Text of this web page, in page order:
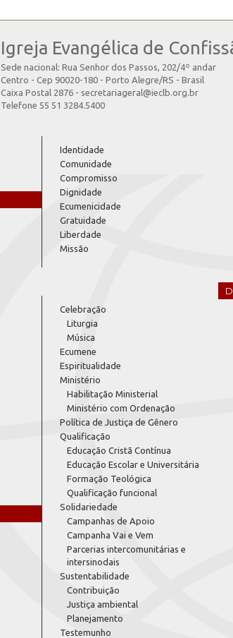
Igreja Evangélica de
Sede nacional: Rua Senhor dos Passos, 202/4º andar
Centro - Cep 90020-180 - Porto Alegre/RS - Brasil
Caixa Postal 2876 - secretariageral@ieclb.org.br
Telefone 55 51 3284.5400
Identidade
Comunidade
Compromisso
Dignidade
Ecumenicidade
Gratuidade
Liberdade
Missão
Celebração
Liturgia
Música
Ecumene
Espiritualidade
Ministério
Habilitação Ministerial
Ministério com Ordenação
Política de Justiça de Gênero
Qualificação
Educação Cristã Contínua
Educação Escolar e Universitária
Formação Teológica
Qualificação funcional
Solidariedade
Campanhas de Apoio
Campanha Vai e Vem
Parcerias intercomunitárias e
intersinodais
Sustentabilidade
Contribuição
Justiça ambiental
Planejamento
Testemunho